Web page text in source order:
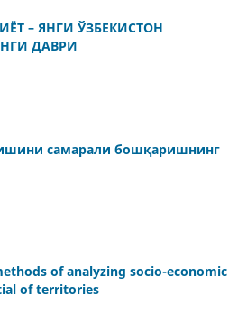
– ЯНГИ ЎЗБЕКИСТОН
ДАВРИ
самарали бошқаришнинг
of analyzing socio-economic
of territories